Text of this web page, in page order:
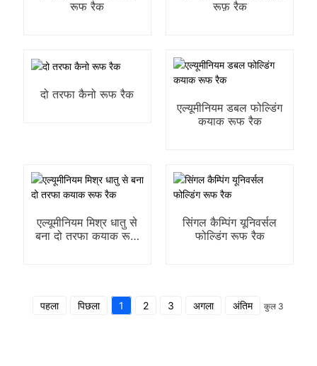
रूफ रैक
रूफ़ रैक
दो तरफा कैनो रूफ रैक
एल्यूमीनियम डबल फोल्डिंग
कयाक रूफ रैक
एल्यूमीनियम मिश्र धातु से
बना दो तरफा कयाक रूफ
सिंगल कैम्पिंग यूनिवर्सल
फोल्डिंग रूफ रैक
पहला पिछला 1 2 3 अगला अंतिम कुल 3